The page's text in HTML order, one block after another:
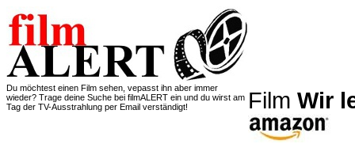
Du möchtest einen Film sehen, vepasst ihn aber immer
wieder? Trage deine Suche bei filmALERT ein und du wirst am
Tag der TV-Ausstrahlung per Email verständigt!
Film Wir